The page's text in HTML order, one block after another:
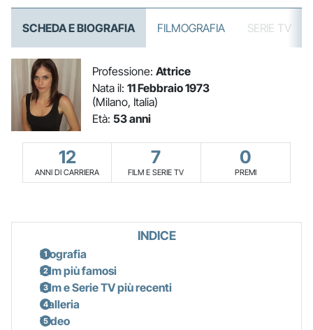
SCHEDA E BIOGRAFIA FILMOGRAFIA SERIE TV
Professione: Attrice
Nata il: 11 Febbraio 1973
(Milano, Italia)
Età: 53 anni
12
ANNI DI CARRIERA
7
FILM E SERIE TV
0
PREMI
INDICE
Biografia
Film più famosi
Film e Serie TV più recenti
Galleria
Video